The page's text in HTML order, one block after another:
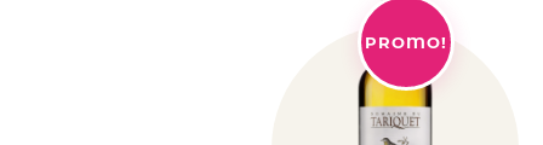
PROMO!